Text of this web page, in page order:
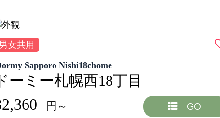
女共用
Sapporo Nishi18chome
ーミー札幌西18丁目
円～ GO